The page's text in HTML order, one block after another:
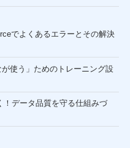
でよくあるエラーとその解決
使う」ためのトレーニング設
！データ品質を守る仕組みづ